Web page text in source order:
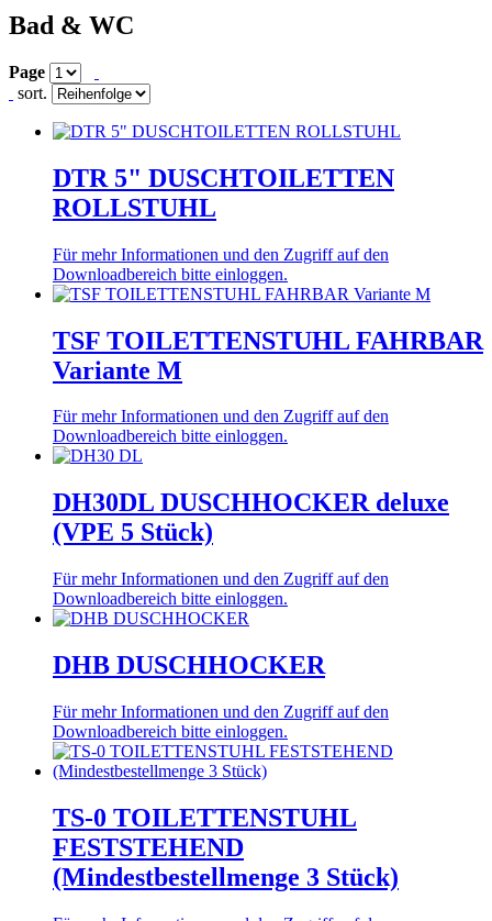
Bad & WC
Page
sort.
DTR 5" DUSCHTOILETTEN
ROLLSTUHL
Für mehr Informationen und den Zugriff auf den
Downloadbereich bitte einloggen.
TSF TOILETTENSTUHL FAHRBAR
Variante M
Für mehr Informationen und den Zugriff auf den
Downloadbereich bitte einloggen.
DH30DL DUSCHHOCKER deluxe
(VPE 5 Stück)
Für mehr Informationen und den Zugriff auf den
Downloadbereich bitte einloggen.
DHB DUSCHHOCKER
Für mehr Informationen und den Zugriff auf den
Downloadbereich bitte einloggen.
TS-0 TOILETTENSTUHL
FESTSTEHEND
(Mindestbestellmenge 3 Stück)